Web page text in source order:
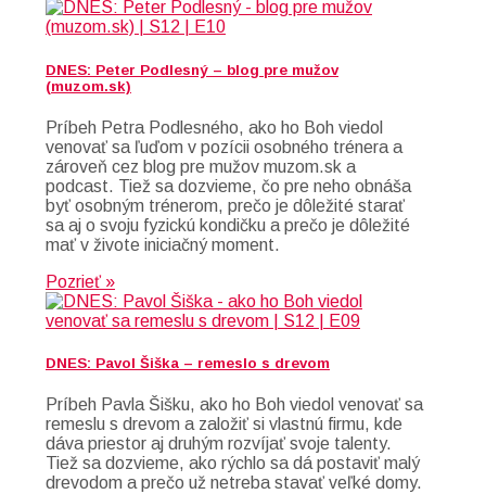
DNES: Peter Podlesný – blog pre mužov
(muzom.sk)
Príbeh Petra Podlesného, ako ho Boh viedol
venovať sa ľuďom v pozícii osobného trénera a
zároveň cez blog pre mužov muzom.sk a
podcast. Tiež sa dozvieme, čo pre neho obnáša
byť osobným trénerom, prečo je dôležité starať
sa aj o svoju fyzickú kondičku a prečo je dôležité
mať v živote iniciačný moment.
Pozrieť »
DNES: Pavol Šiška – remeslo s drevom
Príbeh Pavla Šišku, ako ho Boh viedol venovať sa
remeslu s drevom a založiť si vlastnú firmu, kde
dáva priestor aj druhým rozvíjať svoje talenty.
Tiež sa dozvieme, ako rýchlo sa dá postaviť malý
drevodom a prečo už netreba stavať veľké domy.